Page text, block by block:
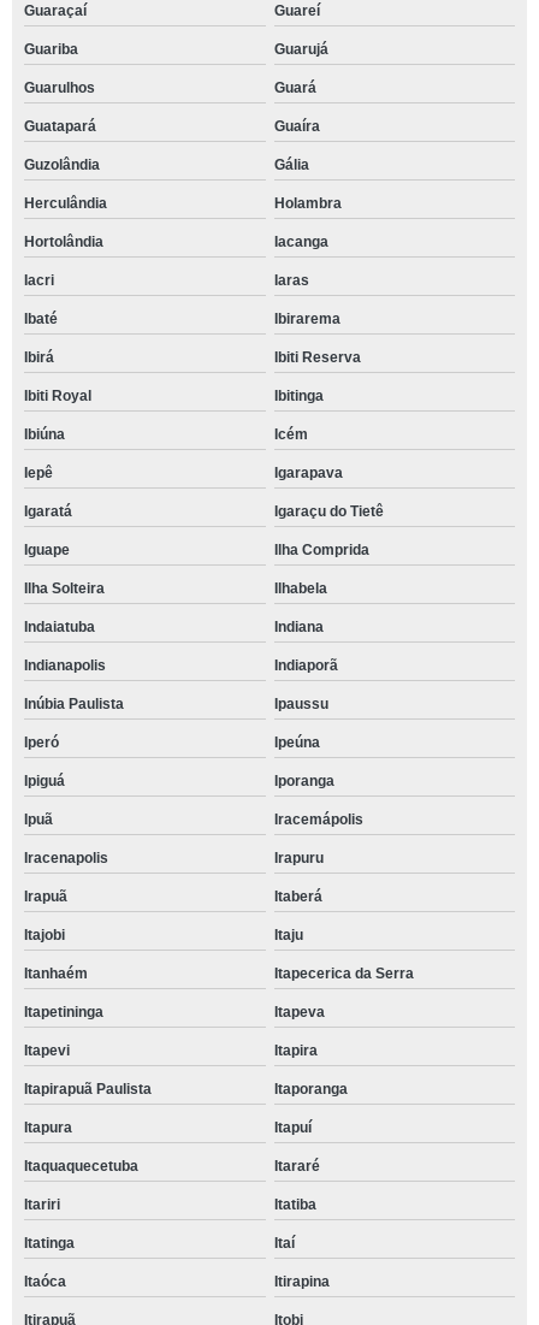
Guaraçaí Guareí
Guariba Guarujá
Guarulhos Guará
Guatapará Guaíra
Guzolândia Gália
Herculândia Holambra
Hortolândia Iacanga
Iacri Iaras
Ibaté Ibirarema
Ibirá Ibiti Reserva
Ibiti Royal Ibitinga
Ibiúna Icém
Iepê Igarapava
Igaratá Igaraçu do Tietê
Iguape Ilha Comprida
Ilha Solteira Ilhabela
Indaiatuba Indiana
Indianapolis Indiaporã
Inúbia Paulista Ipaussu
Iperó Ipeúna
Ipiguá Iporanga
Ipuã Iracemápolis
Iracenapolis Irapuru
Irapuã Itaberá
Itajobi Itaju
Itanhaém Itapecerica da Serra
Itapetininga Itapeva
Itapevi Itapira
Itapirapuã Paulista Itaporanga
Itapura Itapuí
Itaquaquecetuba Itararé
Itariri Itatiba
Itatinga Itaí
Itaóca Itirapina
Itirapuã Itobi